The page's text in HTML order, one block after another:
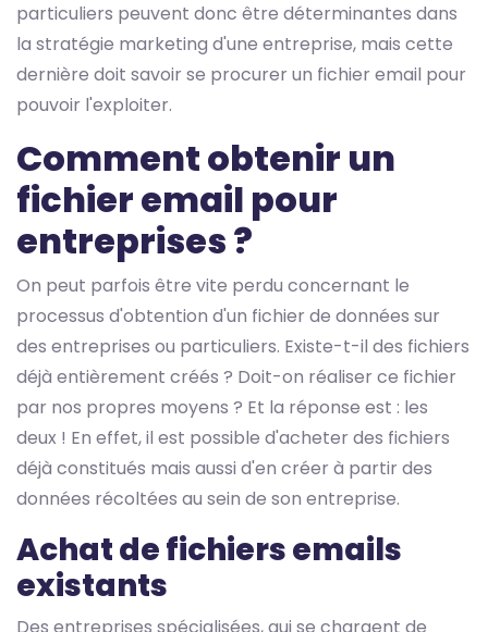
particuliers peuvent donc être déterminantes dans
la stratégie marketing d'une entreprise, mais cette
dernière doit savoir se procurer un fichier email pour
pouvoir l'exploiter.
Comment obtenir un
fichier email pour
entreprises ?
On peut parfois être vite perdu concernant le
processus d'obtention d'un fichier de données sur
des entreprises ou particuliers. Existe-t-il des fichiers
déjà entièrement créés ? Doit-on réaliser ce fichier
par nos propres moyens ? Et la réponse est : les
deux ! En effet, il est possible d'acheter des fichiers
déjà constitués mais aussi d'en créer à partir des
données récoltées au sein de son entreprise.
Achat de fichiers emails
existants